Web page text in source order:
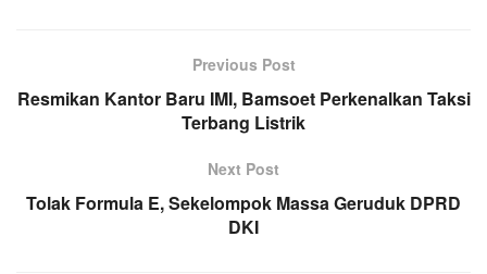
Previous Post
Resmikan Kantor Baru IMI, Bamsoet Perkenalkan Taksi
Terbang Listrik
Next Post
Tolak Formula E, Sekelompok Massa Geruduk DPRD
DKI